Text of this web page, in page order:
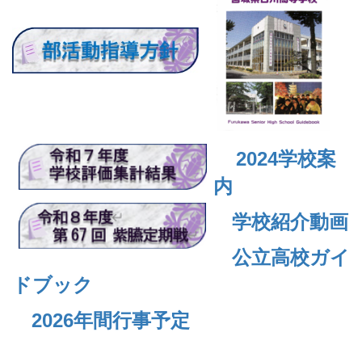
2024学校案
内
学校紹介動画
公立高校ガイ
ドブック
2026年間行事予定